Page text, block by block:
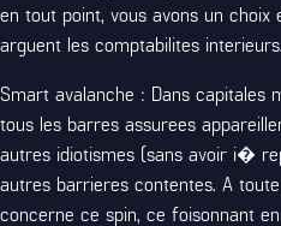
en tout point, vous avons un choix
arguent les comptabilites interieurs.
Smart avalanche : Dans capitales
tous les barres assurees
autres idiotismes (sans avoir i�
autres barrieres contentes. A
concerne ce spin, ce foisonnant